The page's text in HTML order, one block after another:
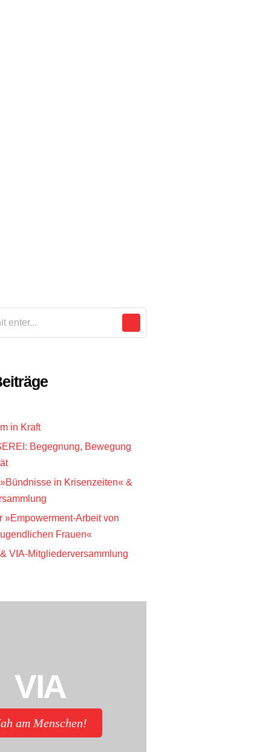
in Kraft
Begegnung, Bewegung
in Krisenzeiten« &
»Empowerment-Arbeit von
Frauen«
VIA-Mitgliederversammlung
VIA
am Menschen!